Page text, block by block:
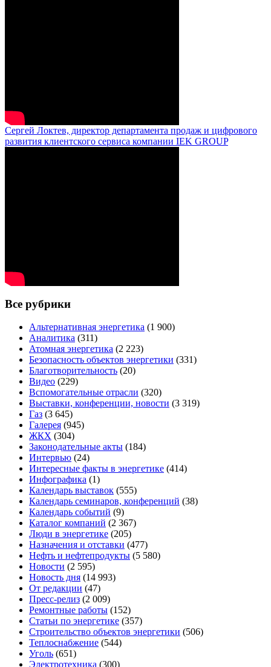
Сергей Локтев, директор департамента продаж и цифрового
развития клиентского сервиса компании IEK GROUP
Все рубрики
Альтернативная энергетика (1 900)
Аналитика (311)
Атомная энергетика (2 223)
Безопасность объектов энергетики (331)
Благотворительность (20)
Видео (229)
Вспомогательные отрасли (320)
Выставки, конференции, новости (3 319)
Газ (3 645)
Галерея (945)
ЖКХ (304)
Законодательные акты (184)
Интервью (24)
Интересные факты в энергетике (414)
Инфографика (1)
Календарь выставок (555)
Календарь семинаров, конференций (38)
Календарь событий (9)
Каталог компаний (2 367)
Люди в энергетике (205)
Назначения и отставки (477)
Нефть и нефтепродукты (5 580)
Новости (2 595)
Новость дня (14 993)
От редакции (47)
Пресс-релиз (2 009)
Ремонтные работы (152)
Статьи по энергетике (357)
Строительство объектов энергетики (506)
Теплоснабжение (544)
Уголь (651)
Электротехника (300)